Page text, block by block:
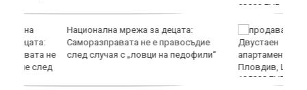
продава, Двустаен апартамент, 45
m2 Пловдив, Център, 125000 EUR